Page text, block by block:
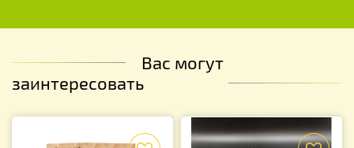
Вас могут
заинтересовать